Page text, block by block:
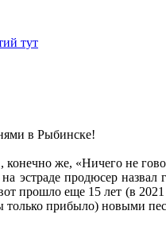
тут
в Рыбинске!
же, «Ничего не
эстраде продюсер
прошло еще 15 лет (в 2021
только прибыло) новыми